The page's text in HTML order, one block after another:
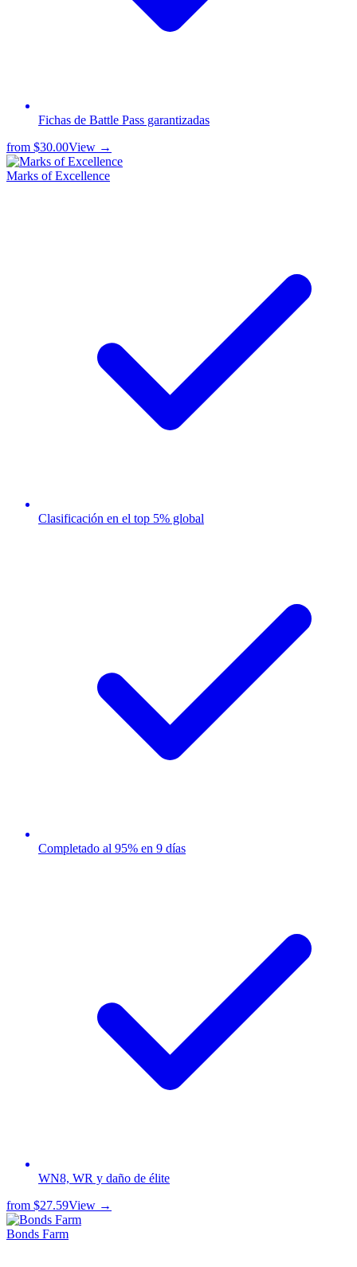
Fichas de Battle Pass garantizadas
from $30.00View →
Marks of Excellence
Clasificación en el top 5% global
Completado al 95% en 9 días
WN8, WR y daño de élite
from $27.59View →
Bonds Farm